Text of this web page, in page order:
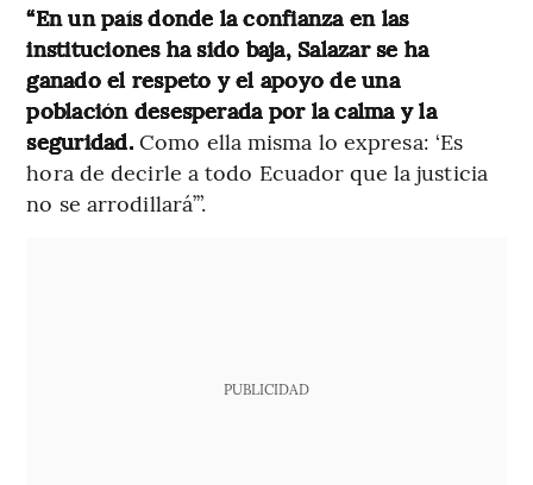
“En un país donde la confianza en las
instituciones ha sido baja, Salazar se ha
ganado el respeto y el apoyo de una
población desesperada por la calma y la
seguridad.Como ella misma lo expresa: ‘Es
hora de decirle a todo Ecuador que la justicia
no se arrodillará’”.
PUBLICIDAD